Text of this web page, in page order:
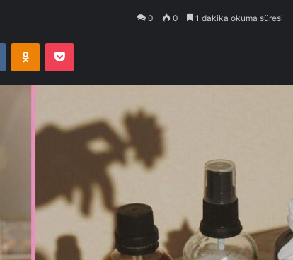
0 0 1 dakika okuma süresi
VKontakteOdnoklassniki
Pocket